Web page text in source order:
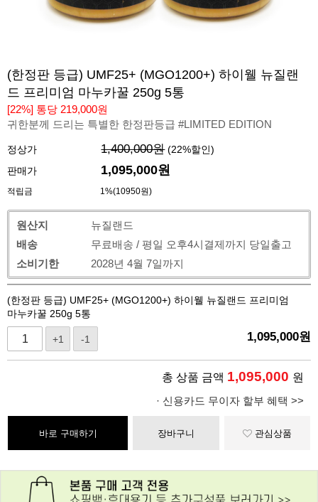
(한정판 등급) UMF25+ (MGO1200+) 하이웰 뉴질랜
드 프리미엄 마누카꿀 250g 5통
[22%] 통당 219,000원
귀한분께 드리는 특별한 한정판등급 #LIMITED EDITION
정상가 1,400,000원 (22%할인)
판매가
1,095,000원
적립금 1%(10950원)
원산지
뉴질랜드
배송
무료배송 / 평일 오후4시결제까지 당일출고
소비기한
2028년 4월 7일까지
(한정판 등급) UMF25+ (MGO1200+) 하이웰 뉴질랜드 프리미엄
마누카꿀 250g 5통
+1 -1 1,095,000원
총 상품 금액 1,095,000 원
· 신용카드 무이자 할부 혜택 >>
바로 구매하기 장바구니 관심상품